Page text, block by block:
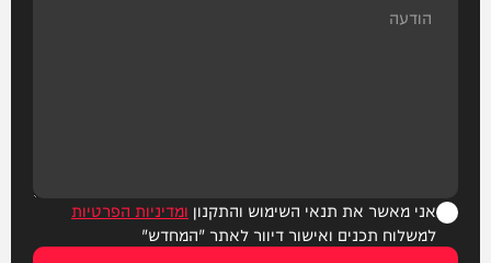
אני מאשר את תנאי השימוש והתקנון ומדיניות הפרטיות
למשלוח תכנים ואישור דיוור לאתר "המחדש"